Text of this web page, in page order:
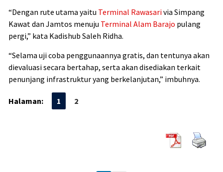
“Dengan rute utama yaitu Terminal Rawasarivia Simpang
Kawat dan Jamtos menuju Terminal Alam Barajo pulang
pergi,” kata Kadishub Saleh Ridha.
“Selama uji coba penggunaannya gratis, dan tentunya akan
dievaluasi secara bertahap, serta akan disediakan terkait
penunjang infrastruktur yang berkelanjutan,” imbuhnya.
Halaman: 1 2